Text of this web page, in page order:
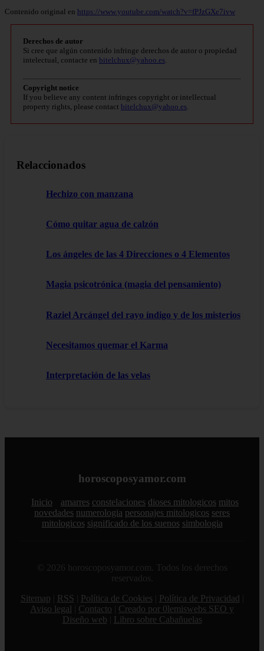
Contenido original en https://www.youtube.com/watch?v=fPJzGXe7ivw
Derechos de autor
Si cree que algún contenido infringe derechos de autor o propiedad
intelectual, contacte en bitelchux@yahoo.es.
Copyright notice
If you believe any content infringes copyright or intellectual
property rights, please contact bitelchux@yahoo.es.
Relaccionados
Hechizo con manzana
Cómo quitar agua de calzón
Los ángeles de las 4 Direcciones o 4 Elementos
Magia psicotrónica (magia del pensamiento)
Raziel Arcángel del rayo índigo y de los misterios
Necesitamos quemar el Karma
Interpretación de las velas
horoscoposyamor.com
Inicio amarres constelaciones dioses mitologicos mitos
novedades numerologia personajes mitologicos seres
mitologicos significado de los suenos simbologia
© 2026 horoscoposyamor.com. Todos los derechos
reservados.
Sitemap
RSS Política de Cookies Política de Privacidad
Aviso legal
Contacto
Creado por 0lemiswebs SEO y
Diseño web
Libro sobre Cabañuelas